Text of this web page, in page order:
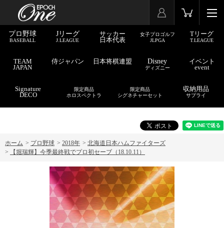
プロ野球
BASEBALL
Jリーグ
J.LEAGUE
サッカー
日本代表
女子プロゴルフ
JLPGA
Tリーグ
T.LEAGUE
TEAM
JAPAN
侍ジャパン 日本将棋連盟 Disney
ディズニー
イベント
event
Signature
DECO
限定商品
ホロスペクトラ
限定商品
シグネチャーセット
収納用品
サプライ
ホーム > プロ野球 > 2018年 > 北海道日本ハムファイターズ
>
【堀瑞輝】今季最終戦でプロ初セーブ（18.10.11）